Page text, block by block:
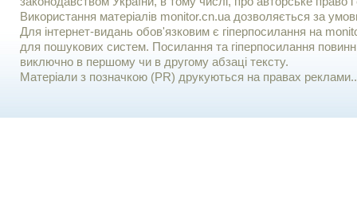
Використання матерiалiв monitor.cn.ua дозволяється за
Для iнтернет-видань обов'язковим є гiперпосилання на
для пошукових систем. Посилання та гіперпосилання
виключно в першому чи в другому абзаці тексту.
Матеріали з позначкою (PR) друкуються на правах реклами..